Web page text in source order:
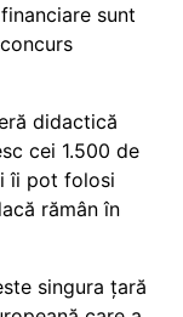
sunt
didactică
cei 1.500 de
îi pot folosi
rămân în
singura țară